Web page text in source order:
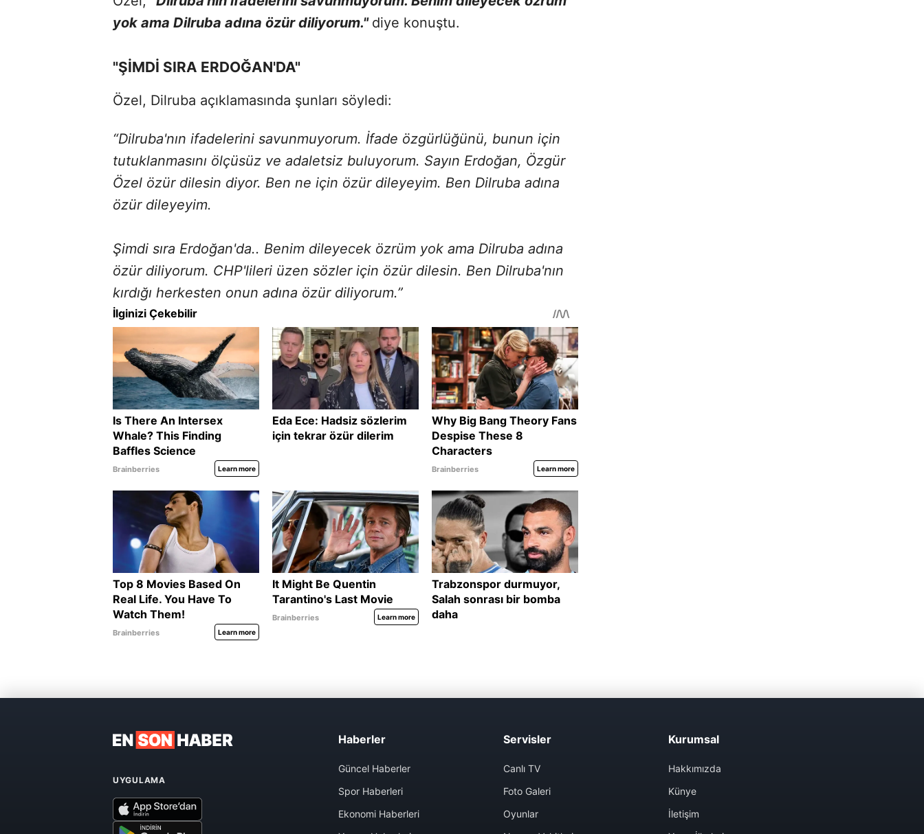
yok ama Dilruba adına özür diliyorum." diye konuştu.
"ŞİMDİ SIRA ERDOĞAN'DA"
Özel, Dilruba açıklamasında şunları söyledi:
“Dilruba'nın ifadelerini savunmuyorum. İfade özgürlüğünü, bunun için
tutuklanmasını ölçüsüz ve adaletsiz buluyorum. Sayın Erdoğan, Özgür
Özel özür dilesin diyor. Ben ne için özür dileyeyim. Ben Dilruba adına
özür dileyeyim.
Şimdi sıra Erdoğan'da.. Benim dileyecek özrüm yok ama Dilruba adına
özür diliyorum. CHP'lileri üzen sözler için özür dilesin. Ben Dilruba'nın
kırdığı herkesten onun adına özür diliyorum.”
UYGULAMA
Haberler
Güncel Haberler
Spor Haberleri
Ekonomi Haberleri
Servisler
Canlı TV
Foto Galeri
Oyunlar
Kurumsal
Hakkımızda
Künye
İletişim